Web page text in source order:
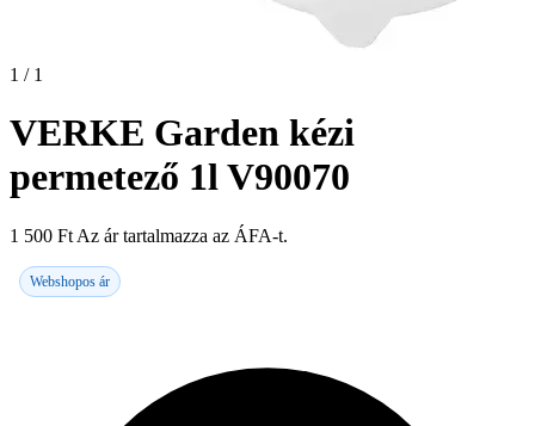
1 / 1
VERKE Garden kézi
permetező 1l V90070
1 500 Ft Az ár tartalmazza az ÁFA-t.
Webshopos ár